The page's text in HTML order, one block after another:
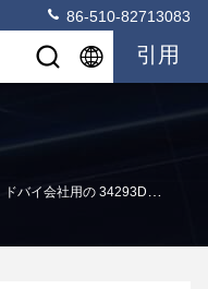
86-510-82713083
引用
34478型ローラーベアリングが 今日出荷されました